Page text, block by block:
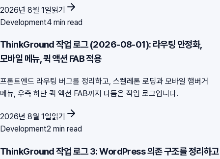
2026년 8월 1일읽기
Development4 min read
ThinkGround 작업 로그 (2026-08-01): 라우팅 안정화,
모바일 메뉴, 퀵 액션 FAB 적용
프론트엔드 라우팅 버그를 정리하고, 스켈레톤 로딩과 모바일 햄버거
메뉴, 우측 하단 퀵 액션 FAB까지 다듬은 작업 로그입니다.
2026년 8월 1일읽기
Development2 min read
ThinkGround 작업 로그 3: WordPress 의존 구조를 정리하고